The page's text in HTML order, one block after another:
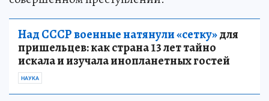
Над СССР военные натянули «сетку»для
пришельцев: как страна 13 лет тайно
искала и изучала инопланетных гостей
НАУКА